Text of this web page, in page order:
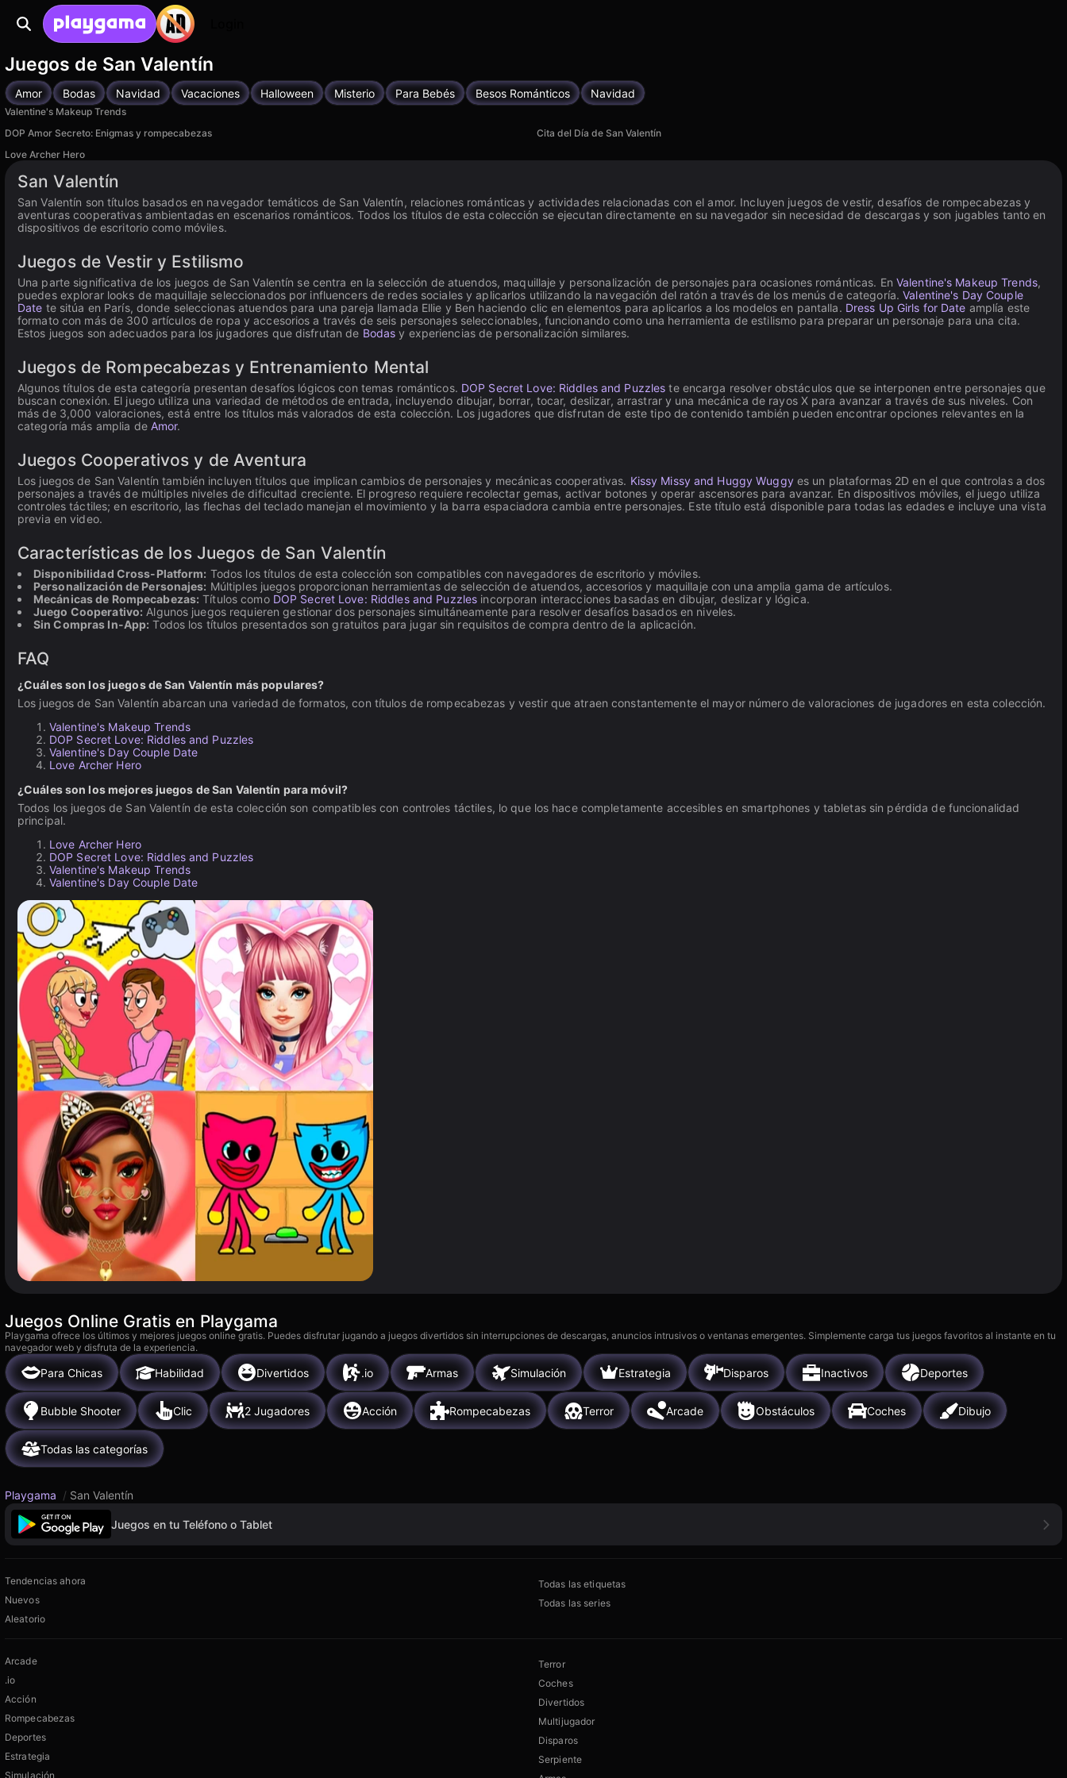
Juegos de San Valentín
Amor Bodas Navidad Vacaciones Halloween Misterio Para Bebés Besos Románticos Navidad
Valentine's Makeup Trends
DOP Amor Secreto: Enigmas y rompecabezas
Cita del Día de San Valentín
Disponible en iOS, Android
Love Archer Hero
San Valentín
San Valentín son títulos basados en navegador temáticos de San Valentín, relaciones románticas y actividades relacionadas con el amor. Incluyen juegos de vestir, desafíos de rompecabezas y
aventuras cooperativas ambientadas en escenarios románticos. Todos los títulos de esta colección se ejecutan directamente en su navegador sin necesidad de descargas y son jugables tanto en
dispositivos de escritorio como móviles.
Juegos de Vestir y Estilismo
Una parte significativa de los juegos de San Valentín se centra en la selección de atuendos, maquillaje y personalización de personajes para ocasiones románticas. En Valentine's Makeup Trends,
puedes explorar looks de maquillaje seleccionados por influencers de redes sociales y aplicarlos utilizando la navegación del ratón a través de los menús de categoría.Valentine's Day Couple
Date te sitúa en París, donde seleccionas atuendos para una pareja llamada Ellie y Ben haciendo clic en elementos para aplicarlos a los modelos en pantalla. Dress Up Girls for Date amplía este
formato con más de 300 artículos de ropa y accesorios a través de seis personajes seleccionables, funcionando como una herramienta de estilismo para preparar un personaje para una cita.
Estos juegos son adecuados para los jugadores que disfrutan de Bodas y experiencias de personalización similares.
Juegos de Rompecabezas y Entrenamiento Mental
Algunos títulos de esta categoría presentan desafíos lógicos con temas románticos. DOP Secret Love: Riddles and Puzzles te encarga resolver obstáculos que se interponen entre personajes que
buscan conexión. El juego utiliza una variedad de métodos de entrada, incluyendo dibujar, borrar, tocar, deslizar, arrastrar y una mecánica de rayos X para avanzar a través de sus niveles. Con
más de 3,000 valoraciones, está entre los títulos más valorados de esta colección. Los jugadores que disfrutan de este tipo de contenido también pueden encontrar opciones relevantes en la
categoría más amplia de Amor.
Juegos Cooperativos y de Aventura
Los juegos de San Valentín también incluyen títulos que implican cambios de personajes y mecánicas cooperativas. Kissy Missy and Huggy Wuggyes un plataformas 2D en el que controlas a dos
personajes a través de múltiples niveles de dificultad creciente. El progreso requiere recolectar gemas, activar botones y operar ascensores para avanzar. En dispositivos móviles, el juego utiliza
controles táctiles; en escritorio, las flechas del teclado manejan el movimiento y la barra espaciadora cambia entre personajes. Este título está disponible para todas las edades e incluye una vista
previa en video.
Características de los Juegos de San Valentín
Disponibilidad Cross-Platform: Todos los títulos de esta colección son compatibles con navegadores de escritorio y móviles.
Personalización de Personajes: Múltiples juegos proporcionan herramientas de selección de atuendos, accesorios y maquillaje con una amplia gama de artículos.
Mecánicas de Rompecabezas: Títulos como DOP Secret Love: Riddles and Puzzles incorporan interacciones basadas en dibujar, deslizar y lógica.
Juego Cooperativo: Algunos juegos requieren gestionar dos personajes simultáneamente para resolver desafíos basados en niveles.
Sin Compras In-App: Todos los títulos presentados son gratuitos para jugar sin requisitos de compra dentro de la aplicación.
FAQ
¿Cuáles son los juegos de San Valentín más populares?
Los juegos de San Valentín abarcan una variedad de formatos, con títulos de rompecabezas y vestir que atraen constantemente el mayor número de valoraciones de jugadores en esta colección.
Valentine's Makeup Trends
DOP Secret Love: Riddles and Puzzles
Valentine's Day Couple Date
Love Archer Hero
¿Cuáles son los mejores juegos de San Valentín para móvil?
Todos los juegos de San Valentín de esta colección son compatibles con controles táctiles, lo que los hace completamente accesibles en smartphones y tabletas sin pérdida de funcionalidad
principal.
Love Archer Hero
DOP Secret Love: Riddles and Puzzles
Valentine's Makeup Trends
Valentine's Day Couple Date
Juegos Online Gratis en Playgama
Playgama ofrece los últimos y mejores juegos online gratis. Puedes disfrutar jugando a juegos divertidos sin interrupciones de descargas, anuncios intrusivos o ventanas emergentes. Simplemente carga tus juegos favoritos al instante en tu
navegador web y disfruta de la experiencia.
Para Chicas Habilidad Divertidos .io Armas Simulación Estrategia Disparos Inactivos Deportes
Bubble Shooter Clic 2 Jugadores Acción Rompecabezas Terror Arcade Obstáculos Coches Dibujo
Todas las categorías
Playgama / San Valentín
Juegos en tu Teléfono o Tablet
Tendencias ahora
Nuevos
Aleatorio
Todas las etiquetas
Todas las series
Arcade
.io
Acción
Rompecabezas
Deportes
Estrategia
Simulación
Terror
Coches
Divertidos
Multijugador
Disparos
Serpiente